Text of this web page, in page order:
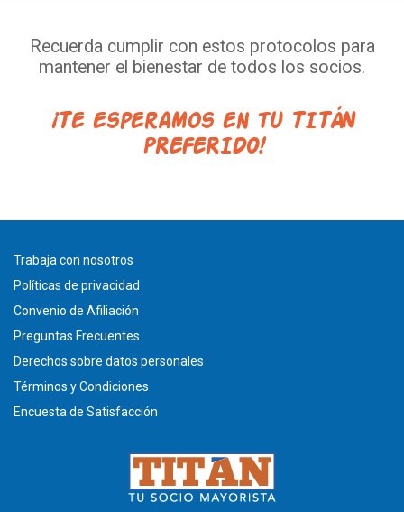
Recuerda cumplir con estos protocolos para
mantener el bienestar de todos los socios.
¡Te esperamos en tu TITÁN
PREFERIDO!
Trabaja con nosotros
Políticas de privacidad
Convenio de Afiliación
Preguntas Frecuentes
Derechos sobre datos personales
Términos y Condiciones
Encuesta de Satisfacción